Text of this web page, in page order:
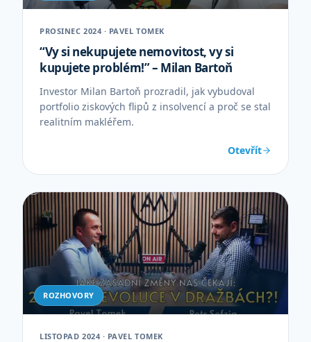
PROSINEC 2024 · PAVEL TOMEK
“Vy si nekupujete nemovitost, vy si
kupujete problém!” – Milan Bartoň
Investor Milan Bartoň prozradil, jak vybudoval
portfolio ziskových flipů z insolvencí a proč se stal
realitním makléřem.
Otevřít
ROZHOVORY
LISTOPAD 2024 · PAVEL TOMEK